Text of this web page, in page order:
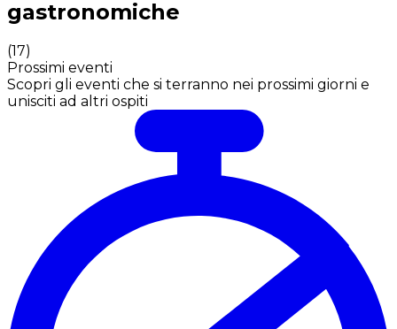
gastronomiche
(17)
Prossimi eventi
Scopri gli eventi che si terranno nei prossimi giorni e
unisciti ad altri ospiti